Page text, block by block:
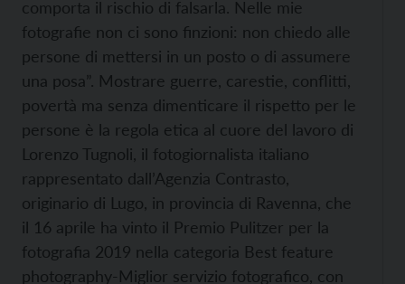
comporta il rischio di falsarla. Nelle mie
fotografie non ci sono finzioni: non chiedo alle
persone di mettersi in un posto o di assumere
una posa”. Mostrare guerre, carestie, conflitti,
povertà ma senza dimenticare il rispetto per le
persone è la regola etica al cuore del lavoro di
Lorenzo Tugnoli, il fotogiornalista italiano
rappresentato dall’Agenzia Contrasto,
originario di Lugo, in provincia di Ravenna, che
il 16 aprile ha vinto il Premio Pulitzer per la
fotografia 2019 nella categoria Best feature
photography-Miglior servizio fotografico, con